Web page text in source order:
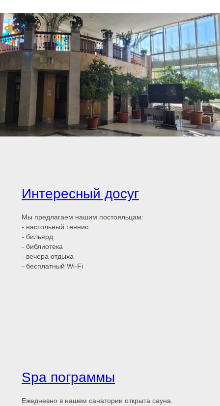
Интересный досуг
Мы предлагаем нашим постояльцам:
- настольный теннис
- бильярд
- библиотека
- вечера отдыха
- бесплатный Wi-Fi
Spa пограммы
Ежедневно в нашем санатории открыта сауна.